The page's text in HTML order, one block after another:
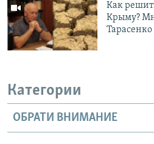
Как
Крыму?
Тарасенко
Категории
ОБРАТИ ВНИМАНИЕ